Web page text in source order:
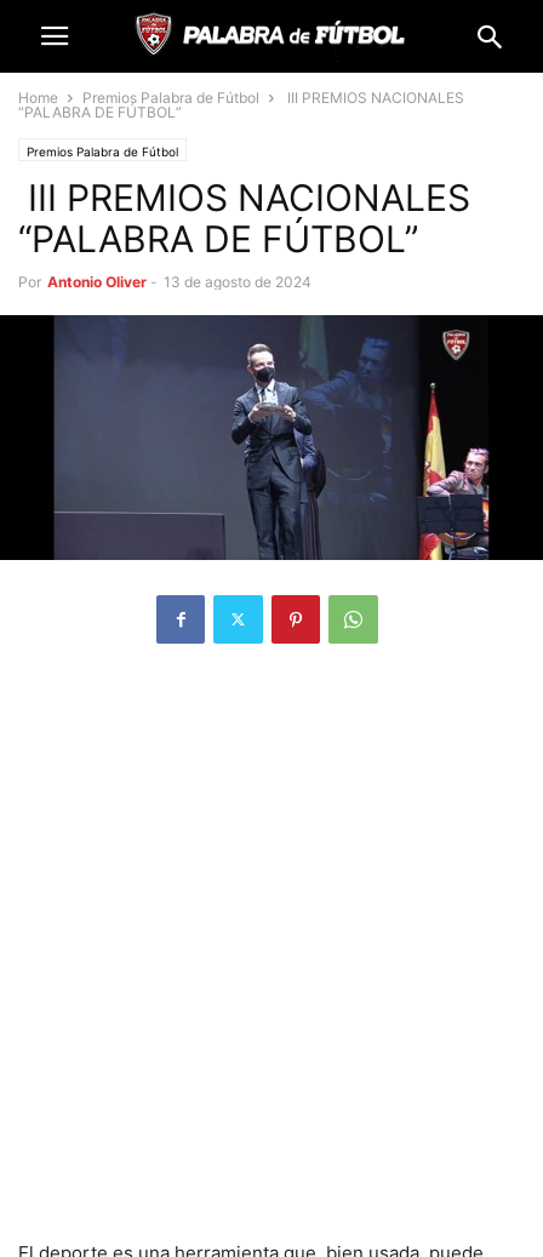
Home Premios Palabra de Fútbol
III PREMIOS NACIONALES
“PALABRA DE FÚTBOL”
Premios Palabra de Fútbol
III PREMIOS NACIONALES
“PALABRA DE FÚTBOL”
Por Antonio Oliver - 13 de agosto de 2024
El deporte es una herramienta que, bien usada, puede